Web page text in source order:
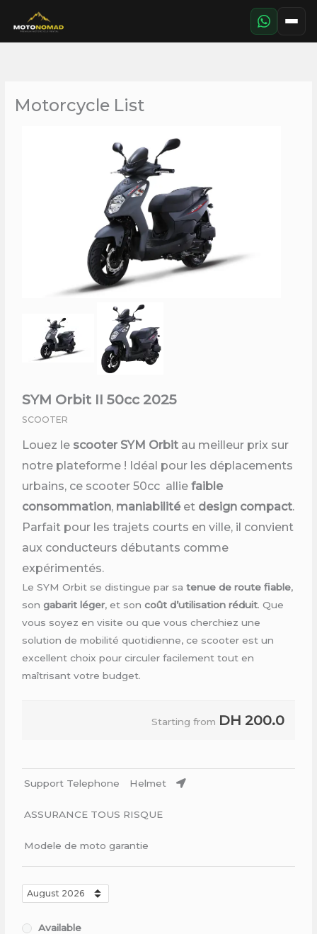
contenu
Motorcycle List
SYM Orbit II 50cc 2025
SCOOTER
Louez le scooter SYM Orbit au meilleur prix sur
notre plateforme ! Idéal pour les déplacements
urbains, ce scooter 50cc alliefaible
consommation, maniabilitéet design compact.
Parfait pour les trajets courts en ville, il convient
aux conducteurs débutants comme
expérimentés.
Le SYM Orbit se distingue par satenue de route fiable,
songabarit léger, et soncoût d’utilisation réduit. Que
vous soyez en visite ou que vous cherchiez une
solution de mobilité quotidienne, ce scooter est un
excellent choix pour circuler facilement tout en
maîtrisant votre budget.
Starting from DH 200.0
Support Telephone Helmet
ASSURANCE TOUS RISQUE
Modele de moto garantie
Available